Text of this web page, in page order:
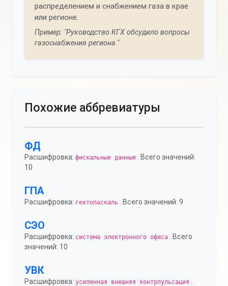
распределением и снабжением газа в крае
или регионе.
Пример: "Руководство КГХ обсудило вопросы
газоснабжения региона."
Похожие аббревиатуры
ФД
Расшифровка: фискальные данные . Всего значений:
10
ГПА
Расшифровка: гектопаскаль . Всего значений: 9
СЭО
Расшифровка: система электронного офиса . Всего
значений: 10
УВК
Расшифровка: усиленная внешняя контрпульсация